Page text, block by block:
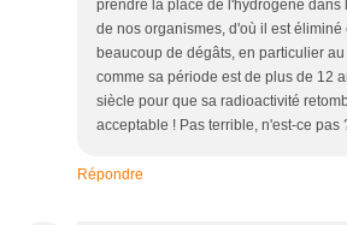
prendre la place de l'hydrogène dans
de nos organismes, d'où il est éliminé
beaucoup de dégâts, en particulier
comme sa période est de plus de 12
siècle pour que sa radioactivité
acceptable ! Pas terrible, n'est-ce pas
Répondre